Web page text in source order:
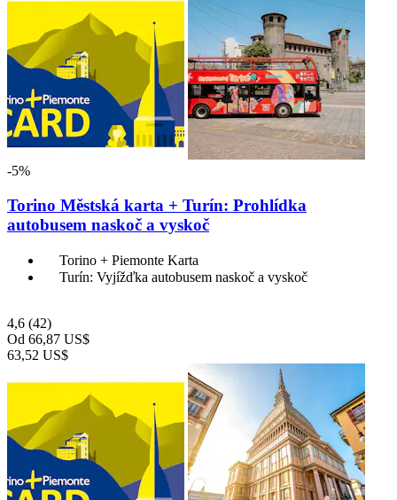
-5%
Torino Městská karta + Turín: Prohlídka
autobusem naskoč a vyskoč
Torino + Piemonte Karta
Turín: Vyjížďka autobusem naskoč a vyskoč
4,6 (42)
Od 66,87 US$
63,52 US$